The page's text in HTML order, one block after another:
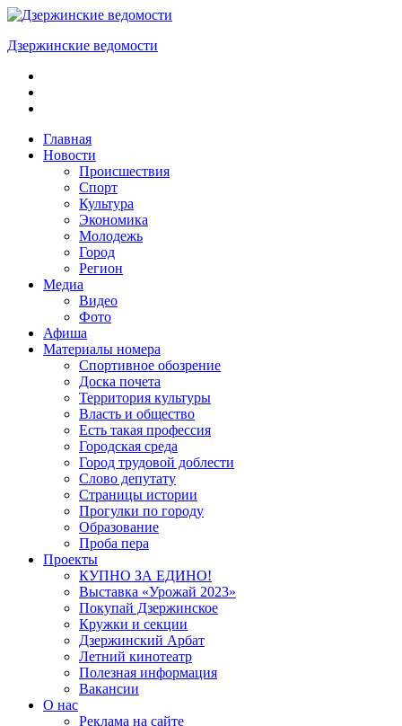
Skip
content
Дзержинские ведомости
ОБЩЕСТВЕННО-
ПОЛИТИЧЕСКАЯ
ГАЗЕТАГлавная
Новости
Происшествия
Спорт
Культура
Экономика
Молодежь
Город
Регион
Медиа
Видео
Фото
Афиша
Материалы номера
Спортивное обозрение
Доска почета
Территория культуры
Власть и общество
Есть такая профессия
Городская среда
Город трудовой доблести
Слово депутату
Страницы истории
Прогулки по городу
Образование
Проба пера
Проекты
КУПНО ЗА ЕДИНО!
Выставка «Урожай 2023»
Покупай Дзержинское
Кружки и секции
Дзержинский Арбат
Летний кинотеатр
Полезная информация
Вакансии
О нас
Реклама на сайте